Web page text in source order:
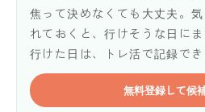
焦って決めなくても大丈夫。
れておくと、行けそうな日に
行けた日は、トレ活で記録でき
無料登録して候